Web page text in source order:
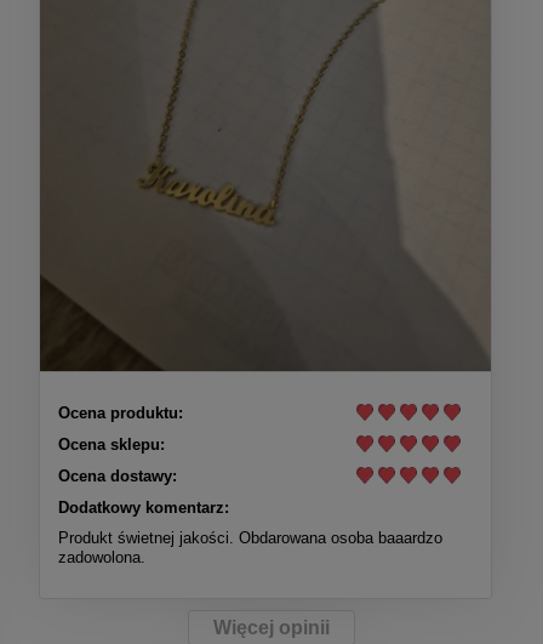
Ocena produktu:
Ocena sklepu:
Ocena dostawy:
Dodatkowy komentarz:
Produkt świetnej jakości. Obdarowana osoba baaardzo
zadowolona.
Więcej opinii